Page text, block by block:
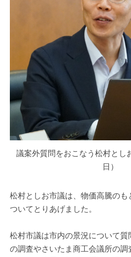
議案外質問をおこなう松村とし
日）
松村としお市議は、物価高騰のも
ついてとりあげました。
松村市議は市内の景況について
の調査やさいたま商工会議所の調